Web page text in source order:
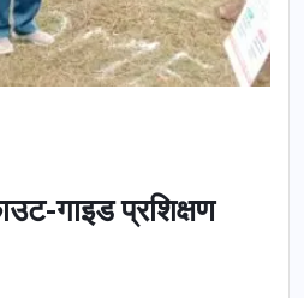
गाइड प्रशिक्षण